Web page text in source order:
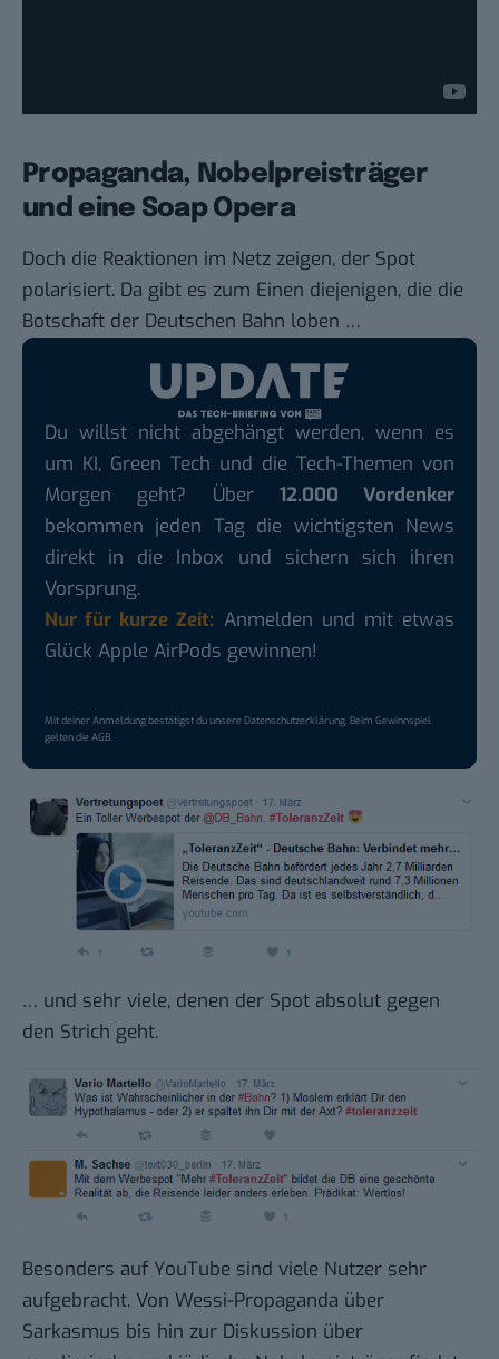
Propaganda, Nobelpreisträger
und eine Soap Opera
Doch die Reaktionen im Netz zeigen, der Spot
polarisiert. Da gibt es zum Einen diejenigen, die die
Botschaft der Deutschen Bahn loben …
Du willst nicht abgehängt werden, wenn es
um KI, Green Tech und die Tech-Themen von
Morgen geht? Über 12.000 Vordenker
bekommen jeden Tag die wichtigsten News
direkt in die Inbox und sichern sich ihren
Vorsprung.
Nur für kurze Zeit: Anmelden und mit etwas
Glück Apple AirPods gewinnen!
Mit deiner Anmeldung bestätigst du unsereDatenschutzerklärung. Beim Gewinnspiel
gelten dieAGB.
… und sehr viele, denen der Spot absolut gegen
den Strich geht.
Besonders auf YouTube sind viele Nutzer sehr
aufgebracht. Von Wessi-Propaganda über
Sarkasmus bis hin zur Diskussion über